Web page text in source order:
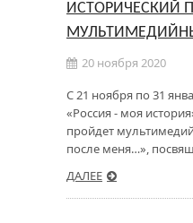
ИСТОРИЧЕСКИЙ
20 ноября 2020
С 21 ноября по 31
«Россия - моя
пройдет
после меня…»,
ДАЛЕЕ